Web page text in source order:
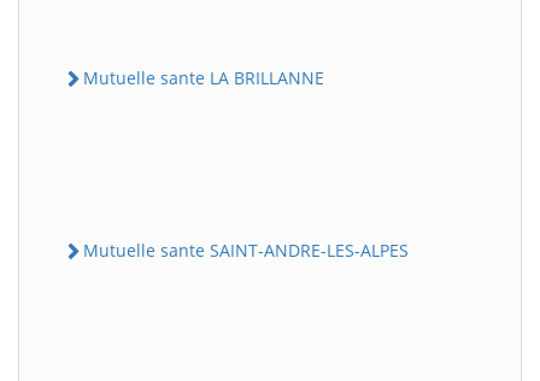
Mutuelle sante LA BRILLANNE
Mutuelle sante SAINT-ANDRE-LES-ALPES